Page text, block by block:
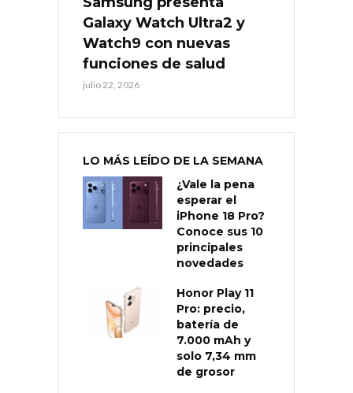
Galaxy Watch Ultra2 y
Watch9 con nuevas
funciones de salud
julio 22, 2026
LO MÁS LEÍDO DE LA SEMANA
¿Vale la pena
esperar el
iPhone 18 Pro?
Conoce sus 10
principales
novedades
Honor Play 11
Pro: precio,
batería de
7.000 mAh y
solo 7,34 mm
de grosor